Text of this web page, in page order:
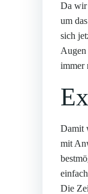
Da wir
um
sich
Augen
immer
Damit
mit
Die